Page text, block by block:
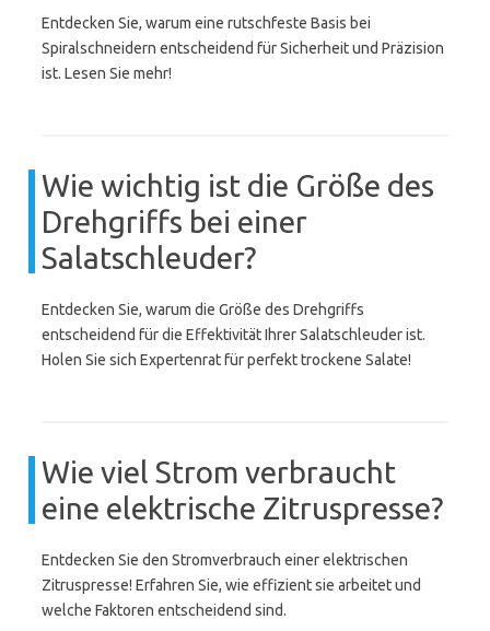
Entdecken Sie, warum eine rutschfeste Basis bei
Spiralschneidern entscheidend für Sicherheit und Präzision
ist. Lesen Sie mehr!
Wie wichtig ist die Größe des
Drehgriffs bei einer
Salatschleuder?
Entdecken Sie, warum die Größe des Drehgriffs
entscheidend für die Effektivität Ihrer Salatschleuder ist.
Holen Sie sich Expertenrat für perfekt trockene Salate!
Wie viel Strom verbraucht
eine elektrische Zitruspresse?
Entdecken Sie den Stromverbrauch einer elektrischen
Zitruspresse! Erfahren Sie, wie effizient sie arbeitet und
welche Faktoren entscheidend sind.